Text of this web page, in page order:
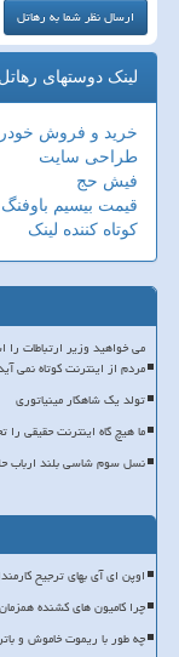
لینک دوستهای رهاتل
خرید و فروش
طراحی سایت
فیش حج
قیمت بیسیم باوفنگ
کوتاه کننده لینک
می خواهید وزیر ارتباطات را
مردم از اینترنت کوتاه نمی
تولد یک شاهکار مینیاتوری
ما هیچ گاه اینترنت حقیقی را
نسل سوم شاسی بلند ارباب
اوپن ای آی بهای ترجیح
چرا کامیون های کشنده
چه طور با ریموت خاموش و